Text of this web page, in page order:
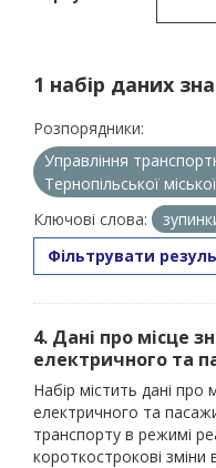
1 набір даних
Розпорядники:
Управління
Тернопільської
Ключові слова:
Фільтрувати
4. Дані про місце
електричного та
Набір містить дані про
електричного та
транспорту в режимі
короткострокові зміни в